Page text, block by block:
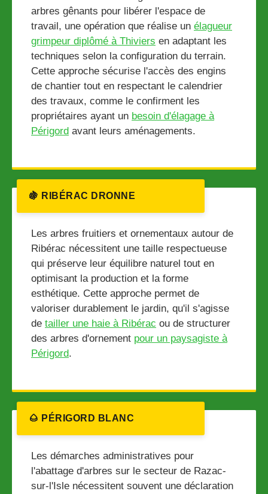
arbres gênants pour libérer l'espace de
travail, une opération que réalise un élagueur
grimpeur diplômé à Thiviers en adaptant les
techniques selon la configuration du terrain.
Cette approche sécurise l'accès des engins
de chantier tout en respectant le calendrier
des travaux, comme le confirment les
propriétaires ayant un besoin d'élagage à
Périgord avant leurs aménagements.
🍇 RIBÉRAC DRONNE
Les arbres fruitiers et ornementaux autour de
Ribérac nécessitent une taille respectueuse
qui préserve leur équilibre naturel tout en
optimisant la production et la forme
esthétique. Cette approche permet de
valoriser durablement le jardin, qu'il s'agisse
de tailler une haie à Ribérac ou de structurer
des arbres d'ornement pour un paysagiste à
Périgord.
🌰 PÉRIGORD BLANC
Les démarches administratives pour
l'abattage d'arbres sur le secteur de Razac-
sur-l'Isle nécessitent souvent une déclaration